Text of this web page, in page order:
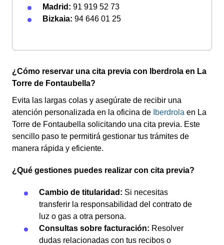
Madrid: 91 919 52 73
Bizkaia: 94 646 01 25
¿Cómo reservar una cita previa con Iberdrola en La
Torre de Fontaubella?
Evita las largas colas y asegúrate de recibir una
atención personalizada en la oficina de Iberdrola en La
Torre de Fontaubella solicitando una cita previa. Este
sencillo paso te permitirá gestionar tus trámites de
manera rápida y eficiente.
¿Qué gestiones puedes realizar con cita previa?
Cambio de titularidad: Si necesitas
transferir la responsabilidad del contrato de
luz o gas a otra persona.
Consultas sobre facturación: Resolver
dudas relacionadas con tus recibos o